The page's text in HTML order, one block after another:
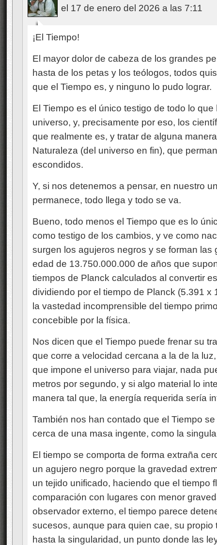
el 17 de enero del 2026 a las 7:11
¡El Tiempo!
El mayor dolor de cabeza de los grandes
hasta de los petas y los teólogos, todos
que el Tiempo es, y ninguno lo pudo lograr.
El Tiempo es el único testigo de todo lo
universo, y, precisamente por eso, los
que realmente es, y tratar de alguna
Naturaleza (del universo en fin), que
escondidos.
Y, si nos detenemos a pensar, en nuestro
permanece, todo llega y todo se va.
Bueno, todo menos el Tiempo que es lo
como testigo de los cambios, y ve como
surgen los agujeros negros y se forman las
edad de 13.750.000.000 de años que
tiempos de Planck calculados al convertir
dividiendo por el tiempo de Planck (5.391 x
la vastedad incomprensible del tiempo
concebible por la física.
Nos dicen que el Tiempo puede frenar su
que corre a velocidad cercana a la de la
que impone el universo para viajar, nada
metros por segundo, y si algo material lo
manera tal que, la energía requerida sería
También nos han contado que el Tiempo
cerca de una masa ingente, como la
El tiempo se comporta de forma extraña
un agujero negro porque la gravedad
un tejido unificado, haciendo que el tiempo
comparación con lugares con menor
observador externo, el tiempo parece
sucesos, aunque para quien cae, su
hasta la singularidad, un punto donde las